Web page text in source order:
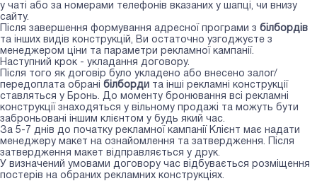
у чаті або за номерами телефонів вказаних у шапці, чи внизу
сайту.
Після завершення формування адресної програми з білбордів
та інших видів конструкцій, Ви остаточно узгоджуєте з
менеджером ціни та параметри рекламної кампанії.
Наступний крок - укладання договору.
Після того як договір було укладено або внесено залог/
передоплата обрані білборди та інші рекламні конструкції
ставляться у Бронь. До моменту бронювання всі рекламні
конструкції знаходяться у вільному продажі та можуть бути
заброньовані іншим клієнтом у будь який час.
За 5-7 днів до початку рекламної кампанії Клієнт має надати
менеджеру макет на ознайомлення та затвердження. Після
затвердження макет відправляється у друк.
У визначений умовами договору час відбувається розміщення
постерів на обраних рекламних конструкціях.